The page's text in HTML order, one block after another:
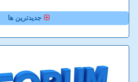
جدیدترین ها